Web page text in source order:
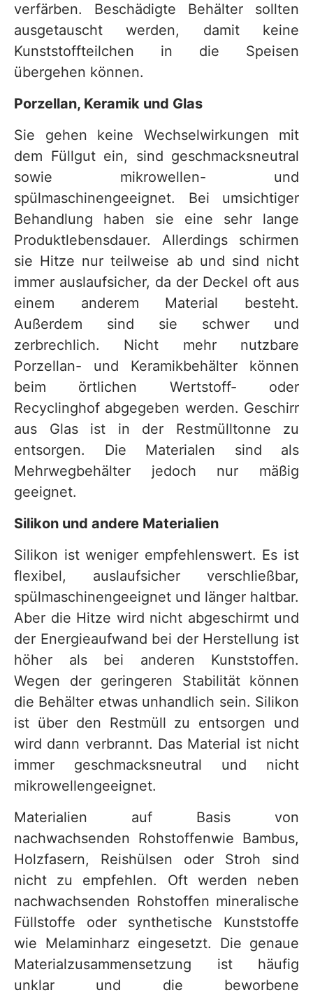
verfärben. Beschädigte Behälter sollten
ausgetauscht werden, damit keine
Kunststoffteilchen in die Speisen
übergehen können.
Porzellan, Keramik und Glas
Sie gehen keine Wechselwirkungen mit
dem Füllgut ein, sind geschmacksneutral
sowie mikrowellen- und
spülmaschinengeeignet. Bei umsichtiger
Behandlung haben sie eine sehr lange
Produktlebensdauer. Allerdings schirmen
sie Hitze nur teilweise ab und sind nicht
immer auslaufsicher, da der Deckel oft aus
einem anderem Material besteht.
Außerdem sind sie schwer und
zerbrechlich. Nicht mehr nutzbare
Porzellan- und Keramikbehälter können
beim örtlichen Wertstoff- oder
Recyclinghof abgegeben werden. Geschirr
aus Glas ist in der Restmülltonne zu
entsorgen. Die Materialen sind als
Mehrwegbehälter jedoch nur mäßig
geeignet.
Silikon und andere Materialien
Silikon ist weniger empfehlenswert. Es ist
flexibel, auslaufsicher verschließbar,
spülmaschinengeeignet und länger haltbar.
Aber die Hitze wird nicht abgeschirmt und
der Energieaufwand bei der Herstellung ist
höher als bei anderen Kunststoffen.
Wegen der geringeren Stabilität können
die Behälter etwas unhandlich sein. Silikon
ist über den Restmüll zu entsorgen und
wird dann verbrannt. Das Material ist nicht
immer geschmacksneutral und nicht
mikrowellengeeignet.
Materialien auf Basis von
nachwachsenden Rohstoffenwie Bambus,
Holzfasern, Reishülsen oder Stroh sind
nicht zu empfehlen. Oft werden neben
nachwachsenden Rohstoffen mineralische
Füllstoffe oder synthetische Kunststoffe
wie Melaminharz eingesetzt. Die genaue
Materialzusammensetzung ist häufig
unklar und die beworbene